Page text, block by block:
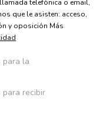
telefónica o email,
que le asisten: acceso,
y oposición Más
para la
recibir